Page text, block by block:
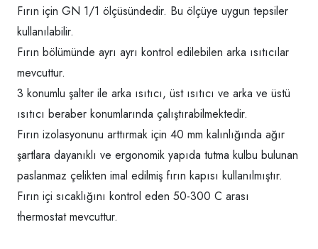
Fırın için GN 1/1 ölçüsündedir. Bu ölçüye uygun tepsiler
kullanılabilir.
Fırın bölümünde ayrı ayrı kontrol edilebilen arka ısıtıcılar
mevcuttur.
3 konumlu şalter ile arka ısıtıcı, üst ısıtıcı ve arka ve üstü
ısıtıcı beraber konumlarında çalıştırabilmektedir.
Fırın izolasyonunu arttırmak için 40 mm kalınlığında ağır
şartlara dayanıklı ve ergonomik yapıda tutma kulbu bulunan
paslanmaz çelikten imal edilmiş fırın kapısı kullanılmıştır.
Fırın içi sıcaklığını kontrol eden 50-300 C arası
thermostat mevcuttur.